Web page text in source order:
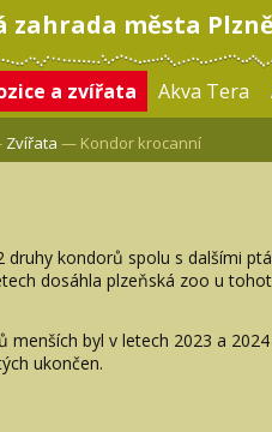
města Plzně
a zvířata Akva Tera
Zvířata — Kondor krocanní
druhy kondorů spolu s dalšími
dosáhla plzeňská zoo u
menších byl v letech 2023 a
ukončen.